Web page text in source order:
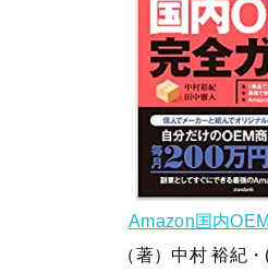
Amazon国内
（著）中村 裕紀